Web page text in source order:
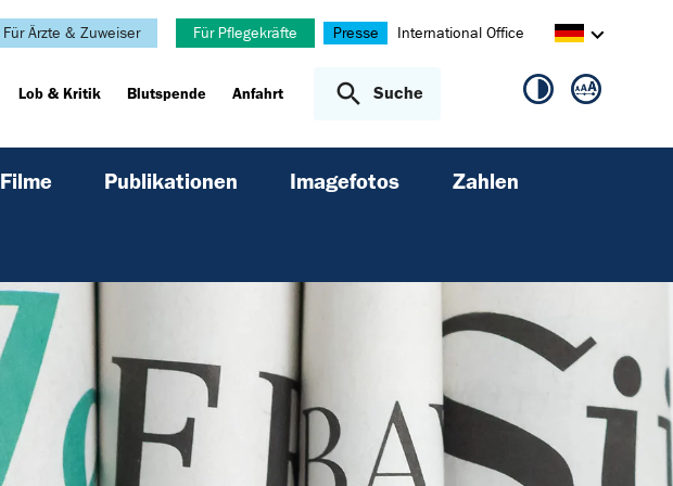
Für Ärzte & Zuweiser Für Pflegekräfte Presse International Office
Lob & Kritik Blutspende Anfahrt Suche
Filme Publikationen Imagefotos Zahlen